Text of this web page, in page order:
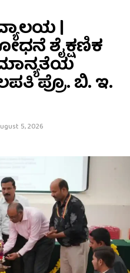
|
ಶೈಕ್ಷಣಿಕ
ಪ್ರೊ. ಬಿ. ಇ.
5, 2026